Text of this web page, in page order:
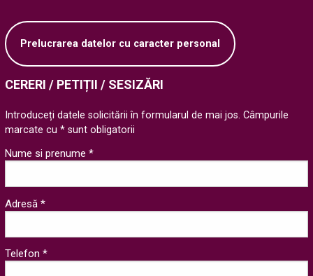
Prelucrarea datelor cu caracter personal
CERERI / PETIȚII / SESIZĂRI
Introduceți datele solicitării în formularul de mai jos. Câmpurile
marcate cu * sunt obligatorii
Nume si prenume *
Adresă *
Telefon *